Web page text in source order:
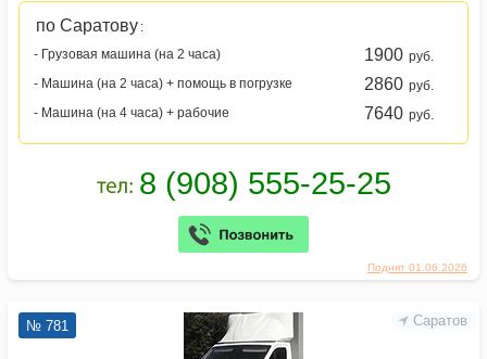
Поднят 01.06.2026
по Саратову :
- Грузовая машина (на 2 часа)
1900 руб.
- Машина (на 2 часа) + помощь в погрузке
2860 руб.
- Машина (на 4 часа) + рабочие
7640 руб.
Саратов
№ 781